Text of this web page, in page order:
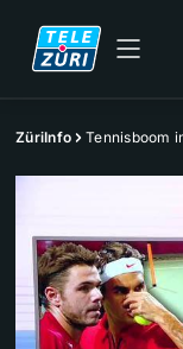
ZüriInfo Tennisboom